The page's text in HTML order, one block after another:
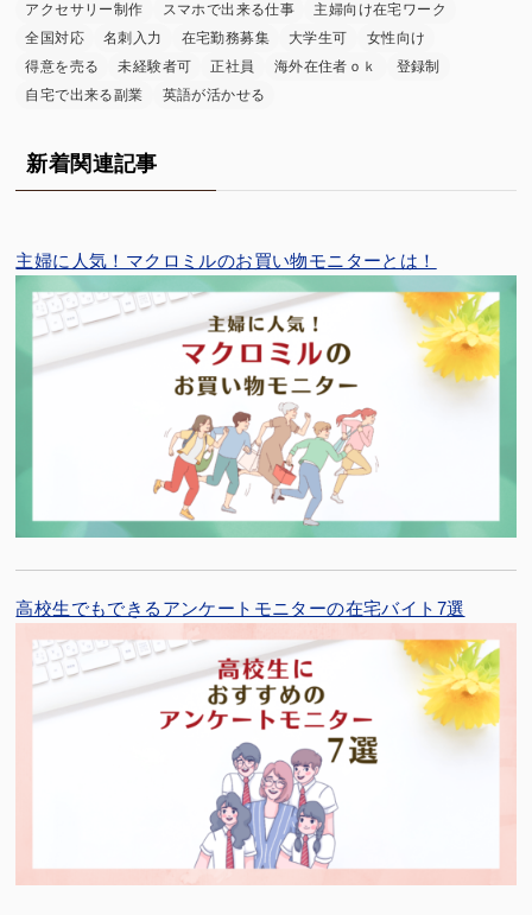
アクセサリー制作 スマホで出来る仕事
主婦向け在宅ワーク
全国対応
名刺入力 在宅勤務募集 大学生可
女性向け
得意を売る
未経験者可 正社員 海外在住者ｏｋ
登録制
自宅で出来る副業
英語が活かせる
新着関連記事
主婦に人気！マクロミルのお買い物モニターとは！
高校生でもできるアンケートモニターの在宅バイト7選